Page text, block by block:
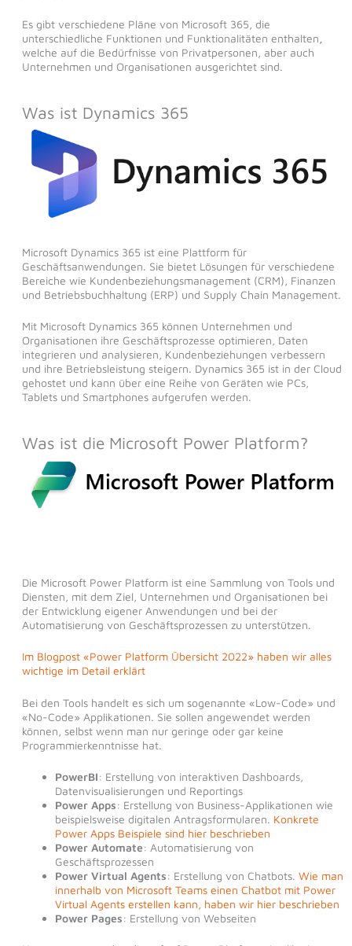
Es gibt verschiedene Pläne von Microsoft 365, die
unterschiedliche Funktionen und Funktionalitäten enthalten
welche auf die Bedürfnisse von Privatpersonen, aber auch
Unternehmen und Organisationen ausgerichtet sind.
Was ist Dynamics 365
Microsoft Dynamics 365 ist eine Plattform für
Geschäftsanwendungen. Sie bietet Lösungen für verschiedene
Bereiche wie Kundenbeziehungsmanagement (CRM), Finanzen
und Betriebsbuchhaltung (ERP) und Supply Chain Management.
Mit Microsoft Dynamics 365 können Unternehmen und
Organisationen ihre Geschäftsprozesse optimieren, Daten
integrieren und analysieren, Kundenbeziehungen verbessern
und ihre Betriebsleistung steigern. Dynamics 365 ist in der Cloud
gehostet und kann über eine Reihe von Geräten wie PCs,
Tablets und Smartphones aufgerufen werden.
Was ist die Microsoft Power Platform?
Die Microsoft Power Platform ist eine Sammlung von Tools und
Diensten, mit dem Ziel, Unternehmen und Organisationen bei
der Entwicklung eigener Anwendungen und bei der
Automatisierung von Geschäftsprozessen zu unterstützen.
Im Blogpost «Power Platform Übersicht 2022» haben wir alles
wichtige im Detail erklärt
Bei den Tools handelt es sich um sogenannte «Low-Code» und
«No-Code» Applikationen. Sie sollen angewendet werden
können, selbst wenn man nur geringe oder gar keine
Programmierkenntnisse hat.
PowerBI: Erstellung von interaktiven Dashboards,
Datenvisualisierungen und Reportings
Power Apps: Erstellung von Business-Applikationen wie
beispielsweise digitalen Antragsformularen. Konkrete
Power Apps Beispiele sind hier beschrieben
Power Automate: Automatisierung von
Geschäftsprozessen
Power Virtual Agents: Erstellung von Chatbots. Wie man
innerhalb von Microsoft Teams einen Chatbot mit Power
Virtual Agents erstellen kann, haben wir hier beschrieben
Power Pages: Erstellung von Webseiten